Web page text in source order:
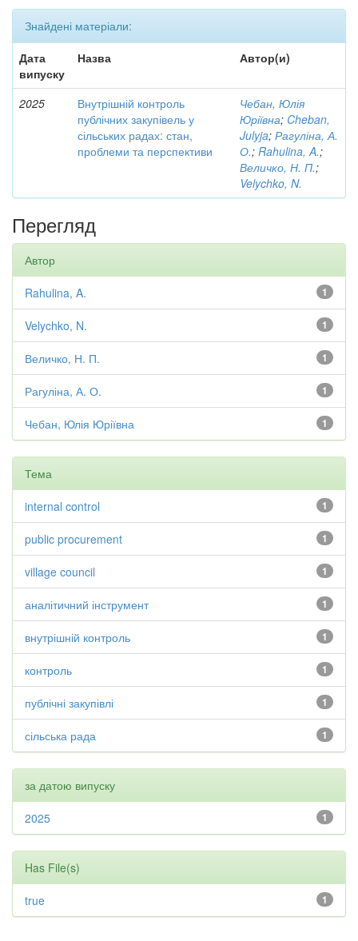
Знайдені матеріали:
Дата
випуску
Назва Автор(и)
2025
Внутрішній контроль
публічних закупівель у
сільських радах: стан,
проблеми та перспективи
Чебан, Юлія
Юріївна; Cheban,
Julyja; Рагуліна, А.
О.; Rahulina, A.;
Величко, Н. П.;
Velychko, N.
Перегляд
Автор
1
Rahulina, A.
1
Velychko, N.
1
Величко, Н. П.
1
Рагуліна, А. О.
1
Чебан, Юлія Юріївна
Тема
1
internal control
1
public procurement
1
village council
1
аналітичний інструмент
1
внутрішній контроль
1
контроль
1
публічні закупівлі
1
сільська рада
за датою випуску
1
2025
Has File(s)
1
true